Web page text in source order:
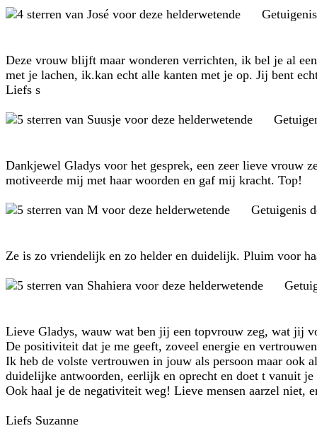
Deze vrouw blijft maar wonderen verrichten, ik bel je al
met je lachen, ik.kan echt alle kanten met je op. Jij bent
Liefs s
Dankjewel Gladys voor het gesprek, een zeer lieve vrouw
motiveerde mij met haar woorden en gaf mij kracht. Top!
Getuigenis
Ze is zo vriendelijk en zo helder en duidelijk. Pluim voor
Lieve Gladys, wauw wat ben jij een topvrouw zeg, wat jij
De positiviteit dat je me geeft, zoveel energie en
Ik heb de volste vertrouwen in jouw als persoon maar ook
duidelijke antwoorden, eerlijk en oprecht en doet t vanuit
Ook haal je de negativiteit weg! Lieve mensen aarzel niet,
Liefs Suzanne